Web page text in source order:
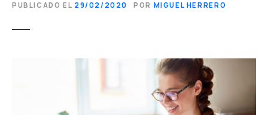
PUBLICADO EL 29/02/2020 POR MIGUEL HERRERO